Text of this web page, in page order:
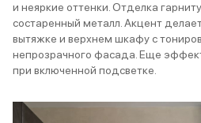
и неяркие оттенки. Отделка
состаренный металл. Акцент
вытяжке и верхнем шкафу с
непрозрачного фасада. Еще
при включенной подсветке.